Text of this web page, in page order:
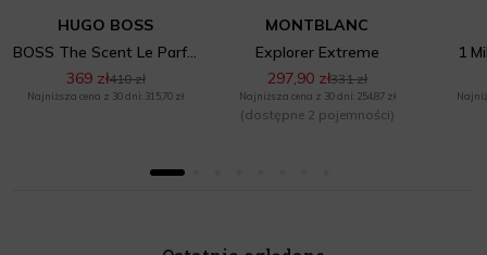
HUGO BOSS
BOSS The Scent Le Parfum
369 zł410 zł
Najniższa cena z 30 dni: 315,70 zł
MONTBLANC
Explorer Extreme
297,90 zł331 zł
Najniższa cena z 30 dni: 254,87 zł
(dostępne 2 pojemności)
1